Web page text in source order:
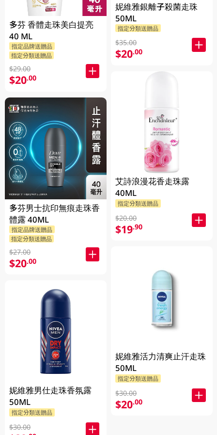
多芬 香體走珠美白提亮
40 ML
指定品牌送贈品
指定分類送贈品
$29.00
$20.00
多芬男士抗印無痕走珠香
體露 40ML
指定品牌送贈品
指定分類送贈品
$27.00
$20.00
妮維雅男仕走珠香氛露
50ML
指定分類送贈品
$30.00
妮維雅銀離子殺菌走珠
50ML
指定分類送贈品
$35.00
$20.00
艾詩浪漫花香走珠露
40ML
指定分類送贈品
$20.00
$19.90
妮維雅活力清爽止汗走珠
50ML
指定分類送贈品
$30.00
$20.00